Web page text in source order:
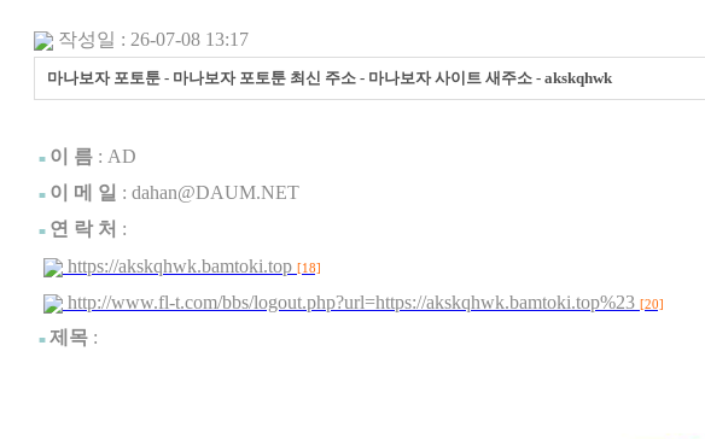
작성일 : 26-07-08 13:17
마나보자 포토툰 - 마나보자 포토툰 최신 주소 - 마나보자 사이트 새주소 - akskqhwk
■ 이 름 : AD
■ 이 메 일 : dahan@DAUM.NET
■ 연 락 처 :
https://akskqhwk.bamtoki.top [18]
http://www.fl-t.com/bbs/logout.php?url=https://akskqhwk.bamtoki.top%23 [20]
■ 제목 :